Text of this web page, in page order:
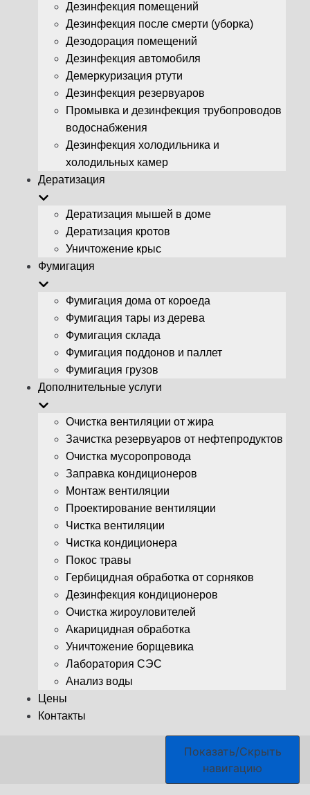
Дезинфекция помещений
Дезинфекция после смерти (уборка)
Дезодорация помещений
Дезинфекция автомобиля
Демеркуризация ртути
Дезинфекция резервуаров
Промывка и дезинфекция трубопроводов
водоснабжения
Дезинфекция холодильника и
холодильных камер
Дератизация
Дератизация мышей в доме
Дератизация кротов
Уничтожение крыс
Фумигация
Фумигация дома от короеда
Фумигация тары из дерева
Фумигация склада
Фумигация поддонов и паллет
Фумигация грузов
Дополнительные услуги
Очистка вентиляции от жира
Зачистка резервуаров от нефтепродуктов
Очистка мусоропровода
Заправка кондиционеров
Монтаж вентиляции
Проектирование вентиляции
Чистка вентиляции
Чистка кондиционера
Покос травы
Гербицидная обработка от сорняков
Дезинфекция кондиционеров
Очистка жироуловителей
Акарицидная обработка
Уничтожение борщевика
Лаборатория СЭС
Анализ воды
Цены
Контакты
Показать/Скрыть
навигацию